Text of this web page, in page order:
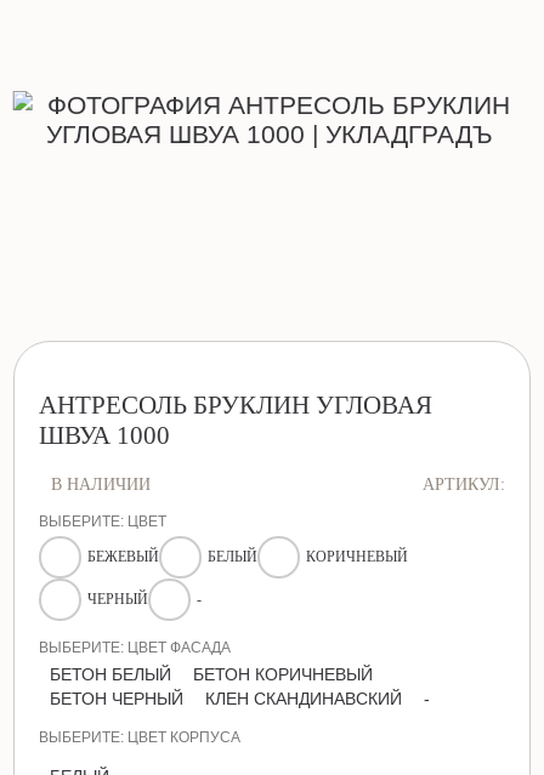
АНТРЕСОЛЬ БРУКЛИН УГЛОВАЯ
ШВУА 1000
В НАЛИЧИИ АРТИКУЛ:
ВЫБЕРИТЕ: ЦВЕТ
БЕЖЕВЫЙ БЕЛЫЙ КОРИЧНЕВЫЙ
ЧЕРНЫЙ -
ВЫБЕРИТЕ: ЦВЕТ ФАСАДА
БЕТОН БЕЛЫЙ
БЕТОН КОРИЧНЕВЫЙ
БЕТОН ЧЕРНЫЙ
КЛЕН СКАНДИНАВСКИЙ -
ВЫБЕРИТЕ: ЦВЕТ КОРПУСА